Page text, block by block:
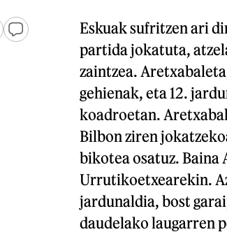
Eskuak sufritzen ari
partida jokatuta,
zaintzea.
gehienak, eta 12.
koadroetan.
Bilbon ziren
bikotea osatuz. Baina
Urrutikoetxearekin.
jardunaldia, bost
daudelako laugarren